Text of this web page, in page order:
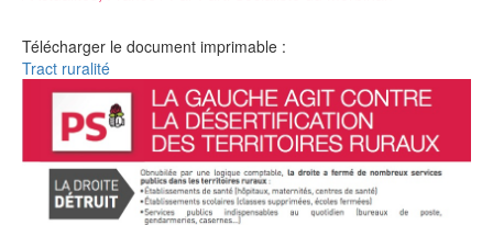
Télécharger le document imprimable :
Tract ruralité